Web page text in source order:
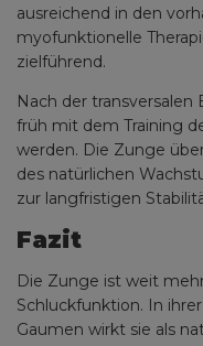
ausreichend in den
myofunktionelle
zielführend.
Nach der
früh mit dem Training
werden. Die Zunge
des natürlichen
zur langfristigen
Fazit
Die Zunge ist weit
Schluckfunktion. In
Gaumen wirkt sie als